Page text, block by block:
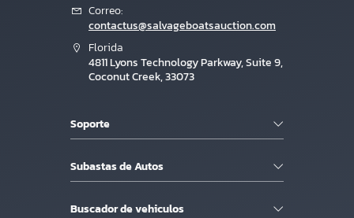
Correo:
contactus@salvageboatsauction.com
Florida
4811 Lyons Technology Parkway, Suite 9,
Coconut Creek, 33073
Soporte
Subastas de Autos
Buscador de vehiculos